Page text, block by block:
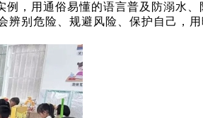
，用通俗易懂的语言普及防溺水、
辨别危险、规避风险、保护自己，